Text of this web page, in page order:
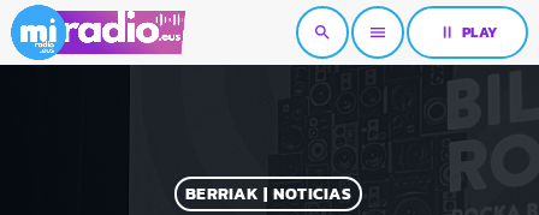
search menu pause PLAY
BERRIAK | NOTICIAS